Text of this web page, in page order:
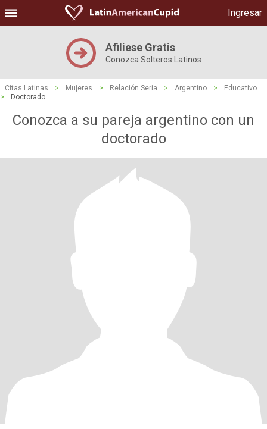
Ingresar
Afiliese Gratis
Conozca Solteros Latinos
Citas Latinas > Mujeres > Relación Seria > Argentino >
Educativo
>
Doctorado
Conozca a su pareja argentino con un
doctorado